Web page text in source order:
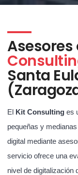
Santa
El Kit Consulting es
pequeñas y
digital mediante
servicio ofrece una
nivel de digitalización